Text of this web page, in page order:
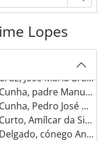
Lopes
Augusto da, 1921 - ?
Pantaleão José, [1941 - 1953]
Joaquim Ferreira, 1926 - ?
Eliseu Vieira da, 1950 - ?
Braga da, [1921 - 1953?]
Manuel Alves, 1943 - ?
Pedro José da, 1929 - ?
da Silva Ramada, [s.d.]
António Baptista, 1928 - 1938